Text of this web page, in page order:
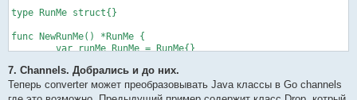
        // Toggle status.
        // Notify producer that
        // status has changed.
        notifyAll();
        return message;
    }
type RunMe struct{}
func NewRunMe() *RunMe {
	var runMe RunMe = RunMe{}
}
func main() {
7. Channels. Добрались и до них.
Теперь converter может преобразовывать Java классы в Go channels